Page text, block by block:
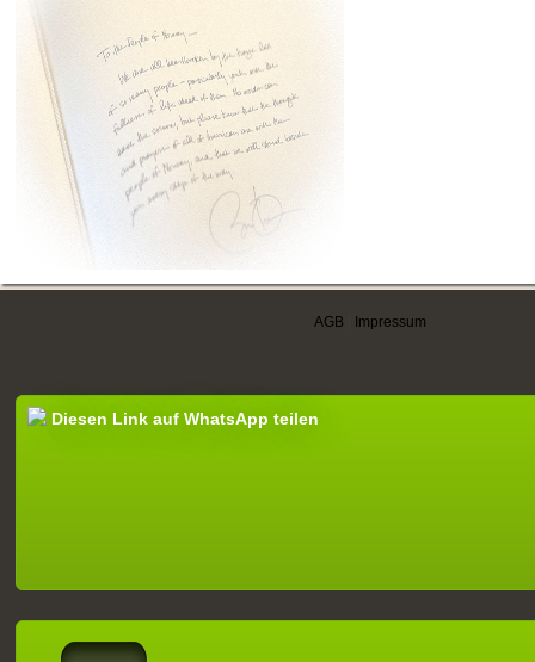
AGB Impressum
Diesen Link auf WhatsApp teilen